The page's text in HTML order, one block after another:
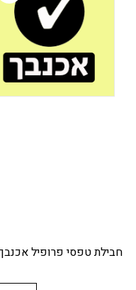
חבילת טפסי פרופיל אכנבך -